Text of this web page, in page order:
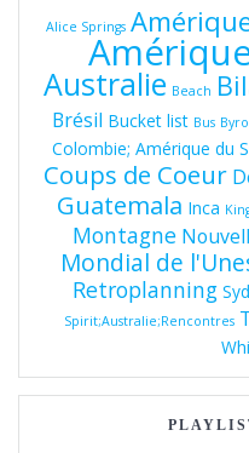
Alice Springs
Australie Beach
Brésil Bucket list Bus
Colombie; Amérique du
Coups de Coeur
Guatemala Inca
Montagne
Mondial de
Retroplanning
Spirit;Australie;Rencontres